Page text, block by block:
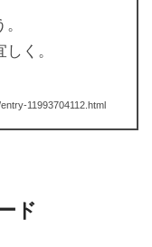
く。
11993704112.html
ド